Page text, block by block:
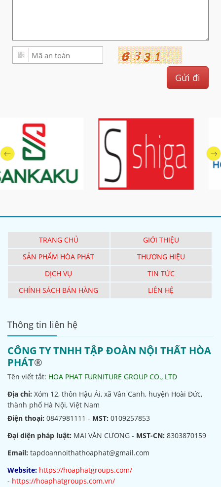
TRANG CHỦ
GIỚI THIỆU
SẢN PHẨM HÒA PHÁT
THƯƠNG HIỆU
DỊCH VỤ
TIN TỨC
CHÍNH SÁCH BÁN HÀNG
LIÊN HỆ
Thông tin liên hệ
CÔNG TY TNHH TẬP ĐOÀN NỘI THẤT HÒA
PHÁT®
Tên viết tắt: HOA PHAT FURNITURE GROUP CO., LTD
Địa chỉ: Xóm 12, thôn Hậu Ái, xã Vân Canh, huyện Hoài Đức,
thành phố Hà Nội, Việt Nam
Điện thoại: 0847981111 - MST: 0109257853
Đại diện pháp luật: MAI VĂN CƯƠNG - MST-CN: 8303870159
Email: tapdoannoithathoaphat@gmail.com
Website: https://hoaphatgroups.com/
- https://hoaphatgroups.com.vn/